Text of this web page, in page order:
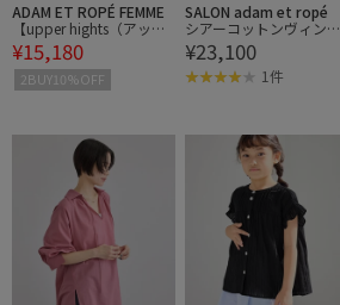
ADAM ET ROPÉ FEMME
【upper hights（アッパ
ー ハイツ）】THE LIAM S
HORT
¥15,180
2BUY10%OFF
SALON adam et ropé
シアーコットンヴィンテ
ージブラウス
¥23,100
1件